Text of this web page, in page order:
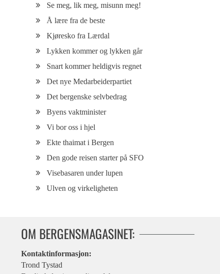
Se meg, lik meg, misunn meg!
Å lære fra de beste
Kjøresko fra Lærdal
Lykken kommer og lykken går
Snart kommer heldigvis regnet
Det nye Medarbeiderpartiet
Det bergenske selvbedrag
Byens vaktminister
Vi bor oss i hjel
Ekte thaimat i Bergen
Den gode reisen starter på SFO
Visebasaren under lupen
Ulven og virkeligheten
OM BERGENSMAGASINET:
Kontaktinformasjon:
Trond Tystad